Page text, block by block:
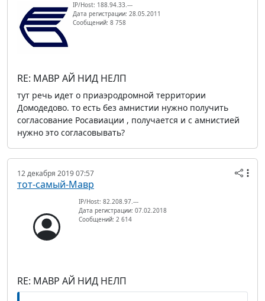
IP/Host: 188.94.33.---
Дата регистрации: 28.05.2011
Сообщений: 8 758
RE: МАВР АЙ НИД НЕЛП
тут речь идет о приаэродромной территории
Домодедово. то есть без амнистии нужно получить
согласование Росавиации , получается и с амнистией
нужно это согласовывать?
12 декабря 2019 07:57
тот-самый-Мавр
IP/Host: 82.208.97.---
Дата регистрации: 07.02.2018
Сообщений: 2 614
RE: МАВР АЙ НИД НЕЛП